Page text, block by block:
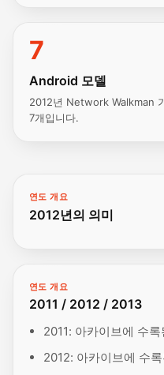
7
Android 모델
2012년 Network Walkman
7개입니다.
연도 개요
2012년의 의미
연도 개요
2011 / 2012 / 2013
2011: 아카이브에 수
2012: 아카이브에 수